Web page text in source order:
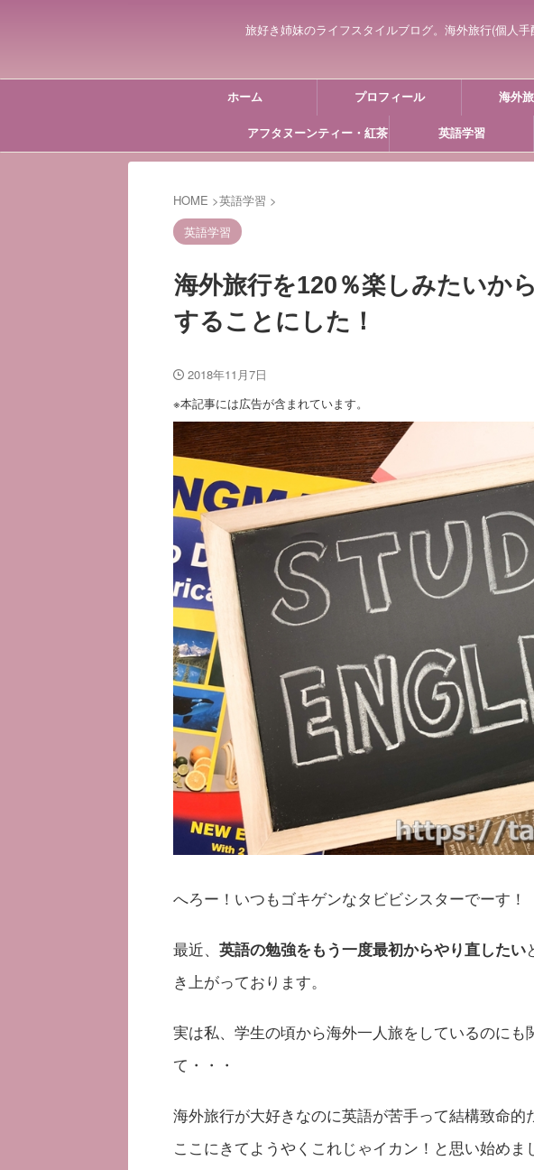
旅好き姉妹のライフスタイルブログ。海外旅行(個人
ホーム プロフィール 海外
アフタヌーンティー・紅茶 英語学習
HOME >英語学習 >
英語学習
海外旅行を120％楽しみたいか
することにした！
2018年11月7日
※本記事には広告が含まれています。
へろー！いつもゴキゲンなタビビシスターでーす！
最近、 英語の勉強をもう一度最初からやり直したい
き上がっております。
実は私、学生の頃から海外一人旅をしているのにも
て・・・
海外旅行が大好きなのに英語が苦手って結構致命的
ここにきてようやくこれじゃイカン！と思い始めま